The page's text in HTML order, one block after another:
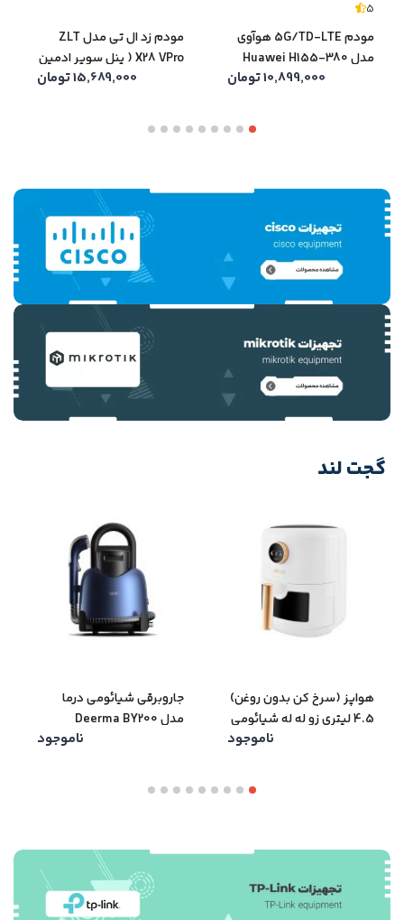
5
مودم 5G/TD-LTE هوآوی
مدل Huawei H155-380
10,899,000تومان
مودم زد ال تی مدل ZLT
X28 VPro ( پنل سوپر ادمین
15,689,000تومان
گجت لند
هواپز (سرخ کن بدون روغن)
4.5 لیتری زو له له شیائومی
ناموجود
جاروبرقی شیائومی درما
مدل Deerma BY200
ناموجود